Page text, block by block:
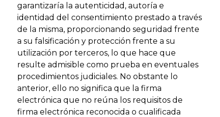
garantizaría la autenticidad, autoría e
identidad del consentimiento prestado a través
de la misma, proporcionando seguridad frente
a su falsificación y protección frente a su
utilización por terceros, lo que hace que
resulte admisible como prueba en eventuales
procedimientos judiciales. No obstante lo
anterior, ello no significa que la firma
electrónica que no reúna los requisitos de
firma electrónica reconocida o cualificada